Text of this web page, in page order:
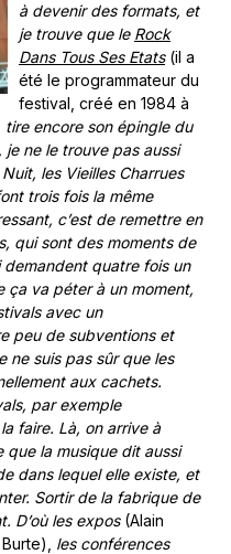
à devenir des formats, et
je trouve que le Rock
Dans Tous Ses Etats(il a
été le programmateur du
festival, créé en 1984 à
tire encore son épingle du
ne le trouve pas aussi
les Vieilles Charrues
trois fois la même
c’est de remettre en
qui sont des moments de
quatre fois un
ça va péter à un moment,
avec un
peu de subventions et
ne suis pas sûr que les
aux cachets.
par exemple
faire. Là, on arrive à
que la musique dit aussi
dans lequel elle existe, et
Sortir de la fabrique de
D’où les expos(Alain
les conférences